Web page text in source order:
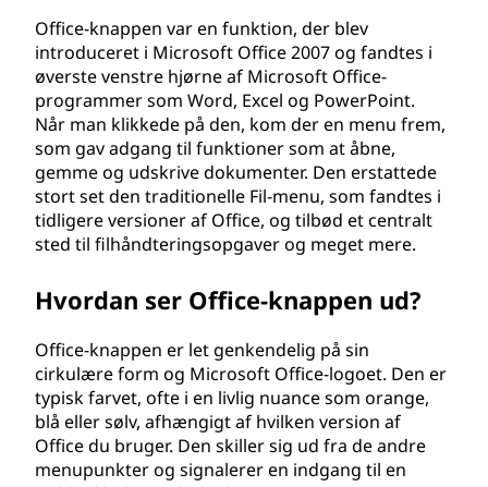
Office-knappen var en funktion, der blev
introduceret i Microsoft Office 2007 og fandtes i
øverste venstre hjørne af Microsoft Office-
programmer som Word, Excel og PowerPoint.
Når man klikkede på den, kom der en menu frem,
som gav adgang til funktioner som at åbne,
gemme og udskrive dokumenter. Den erstattede
stort set den traditionelle Fil-menu, som fandtes i
tidligere versioner af Office, og tilbød et centralt
sted til filhåndteringsopgaver og meget mere.
Hvordan ser Office-knappen ud?
Office-knappen er let genkendelig på sin
cirkulære form og Microsoft Office-logoet. Den er
typisk farvet, ofte i en livlig nuance som orange,
blå eller sølv, afhængigt af hvilken version af
Office du bruger. Den skiller sig ud fra de andre
menupunkter og signalerer en indgang til en